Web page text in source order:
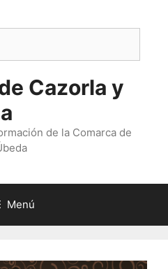
Cazorla y
de la Comarca de
Menú